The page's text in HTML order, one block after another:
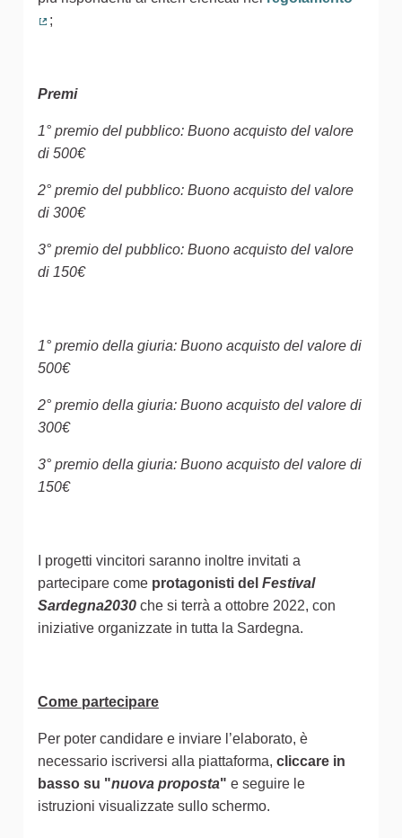
;
Premi
1° premio del pubblico: Buono acquisto del valore
di 500€
2° premio del pubblico: Buono acquisto del valore
di 300€
3° premio del pubblico: Buono acquisto del valore
di 150€
1° premio della giuria: Buono acquisto del valore di
500€
2° premio della giuria: Buono acquisto del valore di
300€
3° premio della giuria: Buono acquisto del valore di
150€
I progetti vincitori saranno inoltre invitati a
partecipare come protagonisti del Festival
Sardegna2030 che si terrà a ottobre 2022, con
iniziative organizzate in tutta la Sardegna.
Come partecipare
Per poter candidare e inviare l’elaborato, è
necessario iscriversi alla piattaforma, cliccare in
basso su "nuova proposta" e seguire le
istruzioni visualizzate sullo schermo.